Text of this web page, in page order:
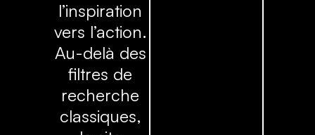
l’inspiration
vers l’action.
Au-delà des
filtres de
recherche
classiques,